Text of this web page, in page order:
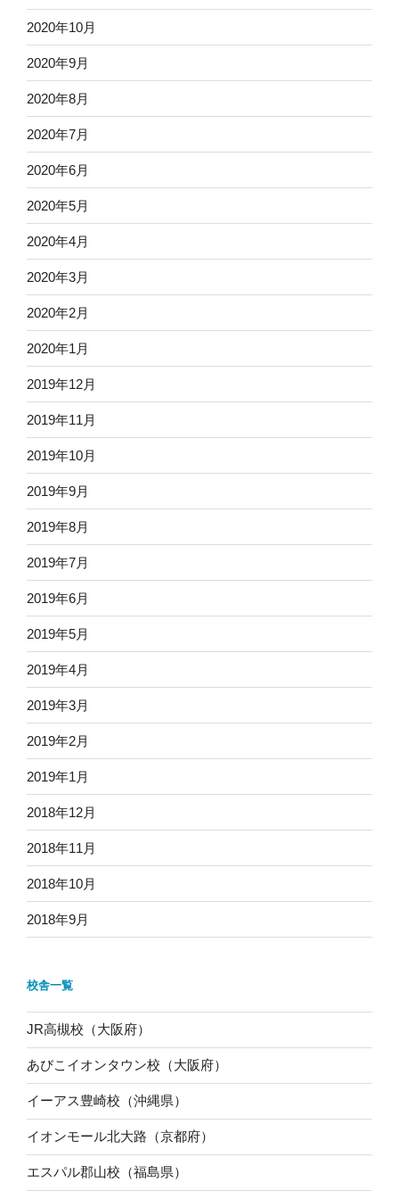
2020年10月
2020年9月
2020年8月
2020年7月
2020年6月
2020年5月
2020年4月
2020年3月
2020年2月
2020年1月
2019年12月
2019年11月
2019年10月
2019年9月
2019年8月
2019年7月
2019年6月
2019年5月
2019年4月
2019年3月
2019年2月
2019年1月
2018年12月
2018年11月
2018年10月
2018年9月
校舎一覧
JR高槻校（大阪府）
あびこイオンタウン校（大阪府）
イーアス豊崎校（沖縄県）
イオンモール北大路（京都府）
エスパル郡山校（福島県）